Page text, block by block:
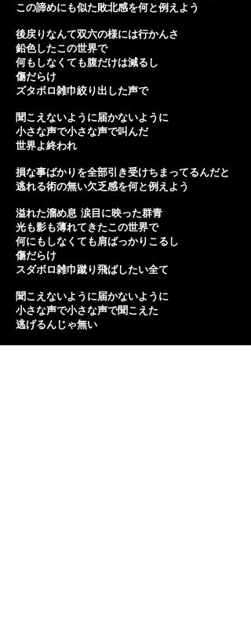
この諦めにも似た敗北感を何と例えよう
後戻りなんて双六の様には行かんさ
鉛色したこの世界で
何もしなくても腹だけは減るし
傷だらけ
ズタボロ雑巾絞り出した声で
聞こえないように届かないように
小さな声で小さな声で叫んだ
世界よ終われ
損な事ばかりを全部引き受けちまってるんだと
逃れる術の無い欠乏感を何と例えよう
溢れた溜め息 涙目に映った群青
光も影も薄れてきたこの世界で
何にもしなくても肩ばっかりこるし
傷だらけ
スダボロ雑巾蹴り飛ばしたい全て
聞こえないように届かないように
小さな声で小さな声で聞こえた
逃げるんじゃ無い